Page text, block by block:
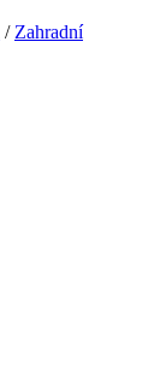
/ Zahradní